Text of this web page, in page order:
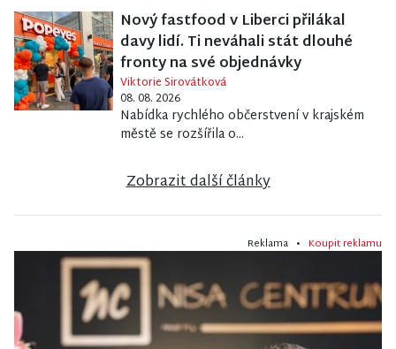
Nový fastfood v Liberci přilákal
davy lidí. Ti neváhali stát dlouhé
fronty na své objednávky
Viktorie Sirovátková
08. 08. 2026
Nabídka rychlého občerstvení v krajském
městě se rozšířila o...
Zobrazit další články
Reklama • Koupit reklamu